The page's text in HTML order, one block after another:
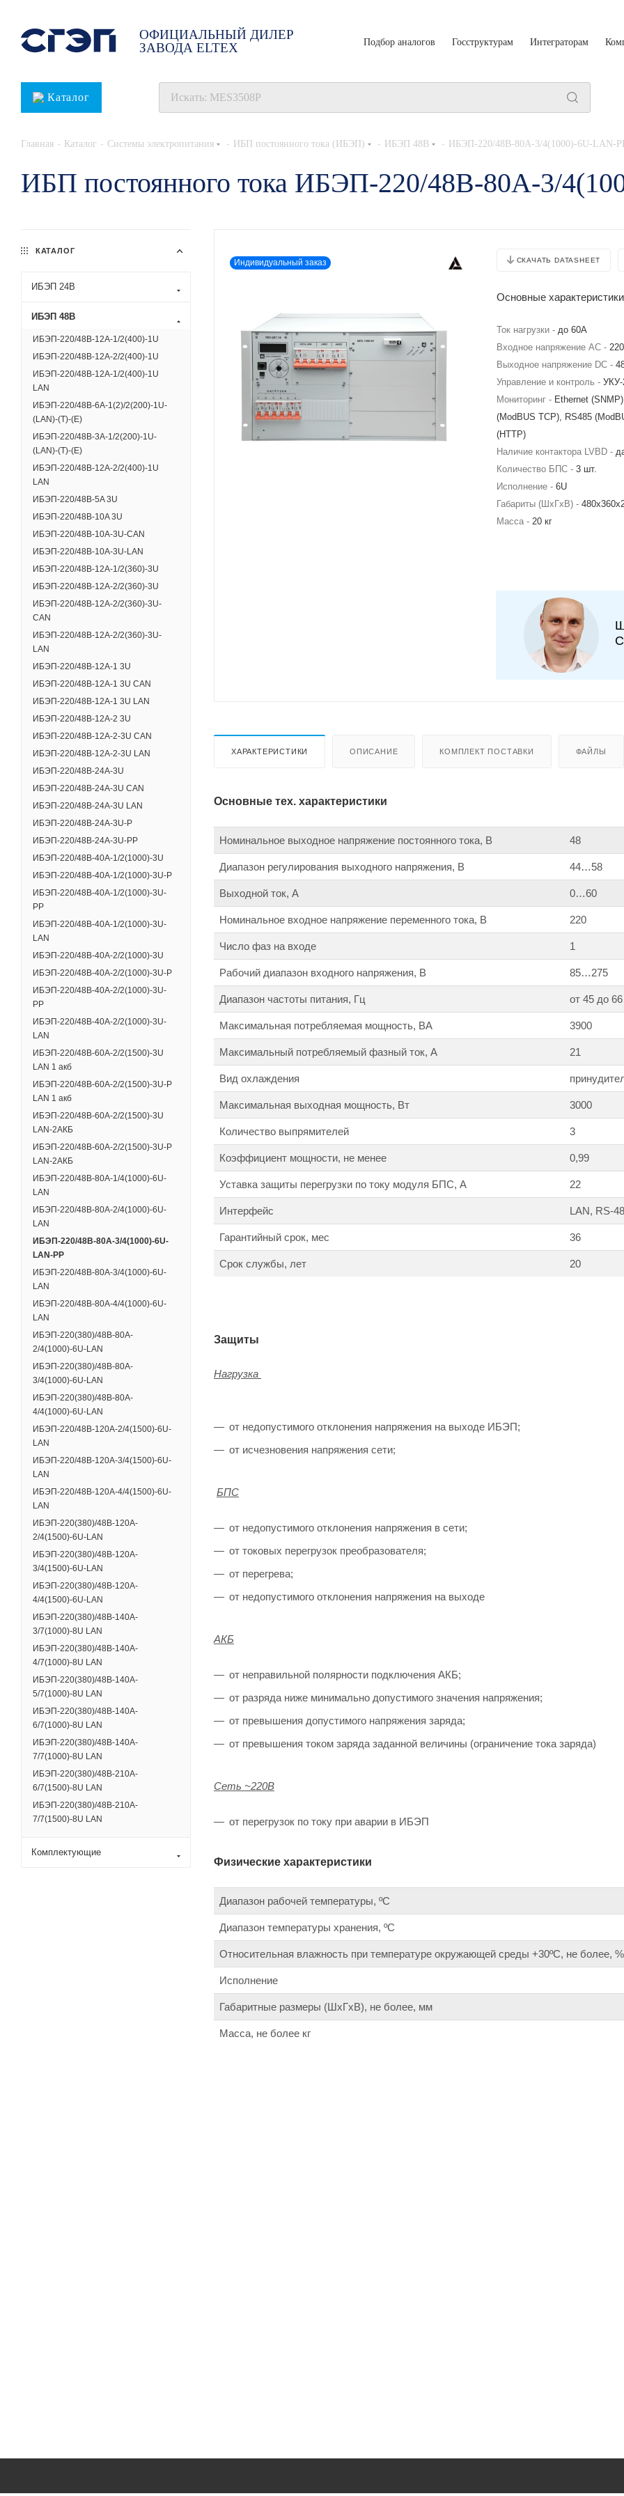
ОФИЦИАЛЬНЫЙ ДИЛЕР
ЗАВОДА ELTEX
Подбор аналогов Госструктурам Интеграторам
Каталог
Главная - Каталог - Системы электропитания - ИБП постоянного тока (ИБЭП) - ИБЭП 48В - ИБЭП-220/48B-80A-3/4(1000)-6U-LAN-
ИБП постоянного тока ИБЭП-220/48B-80A-3/
Индивидуальный заказ СКАЧАТЬ DATASHEET
Основные характеристики
Ток нагрузки - до 60А
Входное напряжение AC -
Выходное напряжение DC -
Управление и контроль - УКУ-
Мониторинг - Ethernet
(ModBUS TCP), RS485
(HTTP)
Наличие контактора LVBD -
Количество БПС - 3 шт.
Исполнение - 6U
Габариты (ШхГхВ) -
Масса - 20 кг
ХАРАКТЕРИСТИКИ ОПИСАНИЕ КОМПЛЕКТ ПОСТАВКИ ФАЙЛЫ
Основные тех. характеристики
Номинальное выходное напряжение постоянного тока, В 48
Диапазон регулирования выходного напряжения, В 44…58
Выходной ток, А 0…60
Номинальное входное напряжение переменного тока, В 220
Число фаз на входе 1
Рабочий диапазон входного напряжения, В 85…275
Диапазон частоты питания, Гц от 45 до 66
Максимальная потребляемая мощность, ВА 3900
Максимальный потребляемый фазный ток, А 21
Вид охлаждения
Максимальная выходная мощность, Вт 3000
Количество выпрямителей 3
Коэффициент мощности, не менее 0,99
Уставка защиты перегрузки по току модуля БПС, А 22
Интерфейс LAN, RS-
Гарантийный срок, мес 36
Срок службы, лет 20
Защиты
Нагрузка
от недопустимого отклонения напряжения на выходе ИБЭП;
от исчезновения напряжения сети;
БПС
от недопустимого отклонения напряжения в сети;
от токовых перегрузок преобразователя;
от перегрева;
от недопустимого отклонения напряжения на выходе
АКБ
от неправильной полярности подключения АКБ;
от разряда ниже минимально допустимого значения напряжения;
от превышения допустимого напряжения заряда;
от превышения током заряда заданной величины (ограничение тока заряда)
Сеть ~220В
от перегрузок по току при аварии в ИБЭП
Физические характеристики
Диапазон рабочей температуры, ºС
Диапазон температуры хранения, ºС
Относительная влажность при температуре окружающей среды +30ºС, не более, %
Исполнение
Габаритные размеры (ШхГхВ), не более, мм
Масса, не более кг
КАТАЛОГ
ИБЭП 24В
ИБЭП 48В
ИБЭП-220/48B-12A-1/2(400)-1U
ИБЭП-220/48B-12A-2/2(400)-1U
ИБЭП-220/48B-12A-1/2(400)-1U
LAN
ИБЭП-220/48В-6A-1(2)/2(200)-1U-
(LAN)-(Т)-(E)
ИБЭП-220/48В-3А-1/2(200)-1U-
(LAN)-(T)-(E)
ИБЭП-220/48B-12A-2/2(400)-1U
LAN
ИБЭП-220/48B-5A 3U
ИБЭП-220/48B-10A 3U
ИБЭП-220/48B-10A-3U-CAN
ИБЭП-220/48B-10A-3U-LAN
ИБЭП-220/48B-12A-1/2(360)-3U
ИБЭП-220/48B-12A-2/2(360)-3U
ИБЭП-220/48B-12A-2/2(360)-3U-
CAN
ИБЭП-220/48B-12A-2/2(360)-3U-
LAN
ИБЭП-220/48B-12A-1 3U
ИБЭП-220/48B-12A-1 3U CAN
ИБЭП-220/48B-12A-1 3U LAN
ИБЭП-220/48B-12A-2 3U
ИБЭП-220/48B-12A-2-3U CAN
ИБЭП-220/48B-12A-2-3U LAN
ИБЭП-220/48B-24A-3U
ИБЭП-220/48B-24A-3U CAN
ИБЭП-220/48B-24A-3U LAN
ИБЭП-220/48B-24A-3U-Р
ИБЭП-220/48В-24А-3U-PP
ИБЭП-220/48B-40A-1/2(1000)-3U
ИБЭП-220/48B-40A-1/2(1000)-3U-Р
ИБЭП-220/48B-40A-1/2(1000)-3U-
РР
ИБЭП-220/48B-40A-1/2(1000)-3U-
LAN
ИБЭП-220/48B-40A-2/2(1000)-3U
ИБЭП-220/48B-40A-2/2(1000)-3U-Р
ИБЭП-220/48B-40A-2/2(1000)-3U-
РР
ИБЭП-220/48B-40A-2/2(1000)-3U-
LAN
ИБЭП-220/48В-60А-2/2(1500)-3U
LAN 1 акб
ИБЭП-220/48В-60А-2/2(1500)-3U-Р
LAN 1 акб
ИБЭП-220/48В-60А-2/2(1500)-3U
LAN-2АКБ
ИБЭП-220/48В-60А-2/2(1500)-3U-Р
LAN-2АКБ
ИБЭП-220/48B-80A-1/4(1000)-6U-
LAN
ИБЭП-220/48B-80A-2/4(1000)-6U-
LAN
ИБЭП-220/48B-80A-3/4(1000)-6U-
LAN-PP
ИБЭП-220/48B-80A-3/4(1000)-6U-
LAN
ИБЭП-220/48B-80A-4/4(1000)-6U-
LAN
ИБЭП-220(380)/48B-80A-
2/4(1000)-6U-LAN
ИБЭП-220(380)/48B-80A-
3/4(1000)-6U-LAN
ИБЭП-220(380)/48B-80A-
4/4(1000)-6U-LAN
ИБЭП-220/48B-120A-2/4(1500)-6U-
LAN
ИБЭП-220/48B-120A-3/4(1500)-6U-
LAN
ИБЭП-220/48B-120A-4/4(1500)-6U-
LAN
ИБЭП-220(380)/48B-120A-
2/4(1500)-6U-LAN
ИБЭП-220(380)/48B-120A-
3/4(1500)-6U-LAN
ИБЭП-220(380)/48B-120A-
4/4(1500)-6U-LAN
ИБЭП-220(380)/48B-140A-
3/7(1000)-8U LAN
ИБЭП-220(380)/48B-140A-
4/7(1000)-8U LAN
ИБЭП-220(380)/48B-140A-
5/7(1000)-8U LAN
ИБЭП-220(380)/48B-140A-
6/7(1000)-8U LAN
ИБЭП-220(380)/48B-140A-
7/7(1000)-8U LAN
ИБЭП-220(380)/48B-210A-
6/7(1500)-8U LAN
ИБЭП-220(380)/48B-210A-
7/7(1500)-8U LAN
Комплектующие